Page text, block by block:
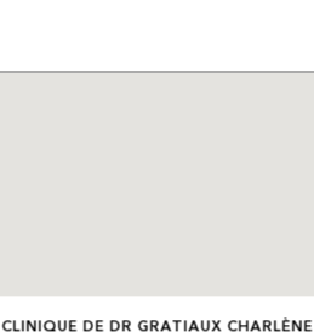
CLINIQUE DE DR GRATIAUX CHARLÈNE